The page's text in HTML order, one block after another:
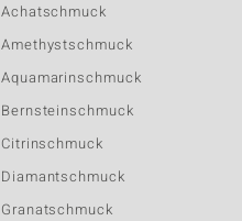
Achatschmuck
Amethystschmuck
Aquamarinschmuck
Bernsteinschmuck
Citrinschmuck
Diamantschmuck
Granatschmuck